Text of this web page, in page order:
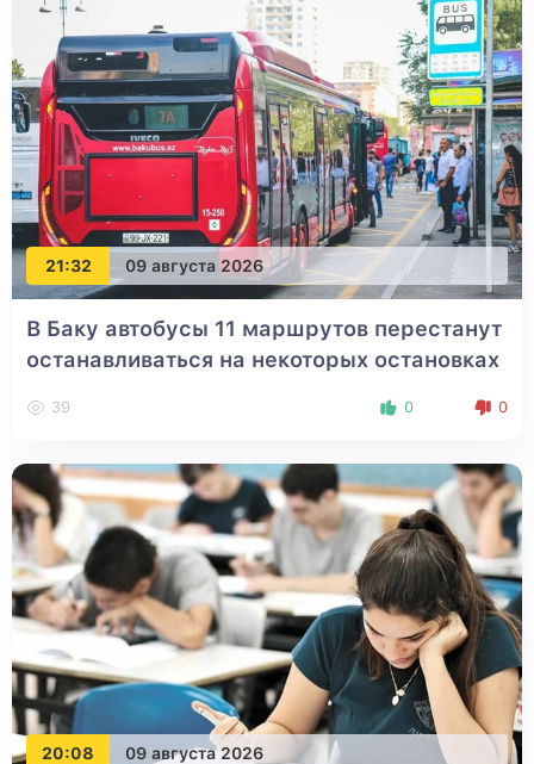
21:32 09 августа 2026
В Баку автобусы 11 маршрутов перестанут
останавливаться на некоторых остановках
39 0 0
20:08 09 августа 2026